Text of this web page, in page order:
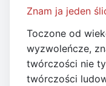
Znam ja jeden
Toczone od
wyzwoleńcze,
twórczości nie
twórczości